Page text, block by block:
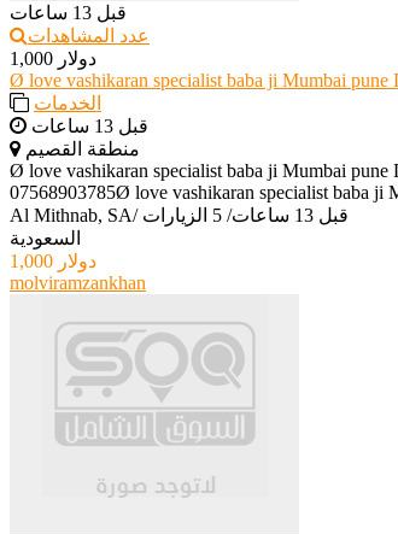
قبل 13 ساعات
عدد المشاهدات
1,000 دولار
Ø love vashikaran specialist baba ji Mumbai pune
الخدمات
قبل 13 ساعات
منطقة القصيم
Ø love vashikaran specialist baba ji Mumbai
07568903785Ø love vashikaran specialist baba ji
Al Mithnab, SA/ قبل 13 ساعات / 5 الزيارات
السعودية
1,000 دولار
molviramzankhan